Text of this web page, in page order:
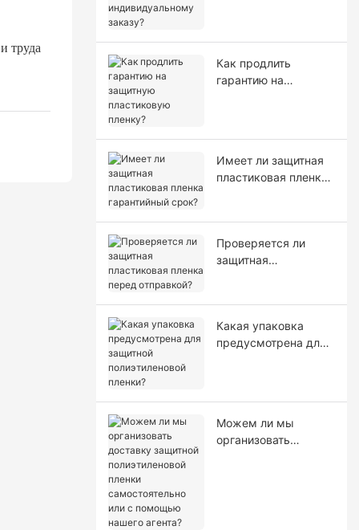
труда
Как продлить
гарантию на
Имеет ли защитная
пластиковая пленка
Проверяется ли
защитная
Какая упаковка
предусмотрена для
Можем ли мы
организовать